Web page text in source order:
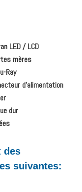
LED / LCD
mères
Ray
d’alimentation
dur
des
suivantes: